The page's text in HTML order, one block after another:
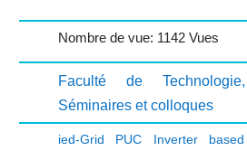
Nombre de vue: 1142 Vues
Faculté de Technologie
Séminaires et colloques
ied-Grid PUC Inverter